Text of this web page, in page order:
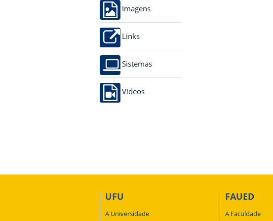
Imagens
Links
Sistemas
Vídeos
UFU
A Universidade
FAUED
A Faculdade